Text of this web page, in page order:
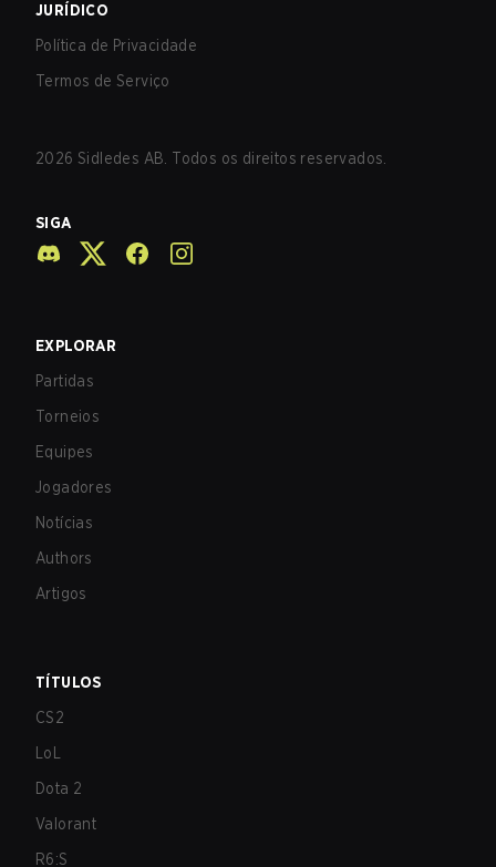
JURÍDICO
Política de Privacidade
Termos de Serviço
2026 Sidledes AB. Todos os direitos reservados.
SIGA
EXPLORAR
Partidas
Torneios
Equipes
Jogadores
Notícias
Authors
Artigos
TÍTULOS
CS2
LoL
Dota 2
Valorant
R6:S